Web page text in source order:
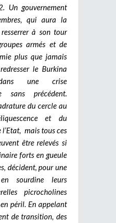
Un gouvernement
qui aura la
à son tour
armés et de
plus que jamais
le Burkina
une crise
sans précédent.
du cercle au
et du
mais tous ces
être relevés si
forts en gueule
décident, pour une
sourdine leurs
picrocholines
péril. En appelant
de transition, des